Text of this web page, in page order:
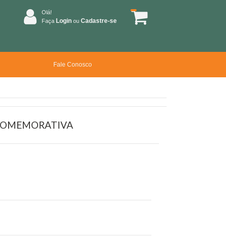
Olá!
Faça Login ou Cadastre-se
Fale Conosco